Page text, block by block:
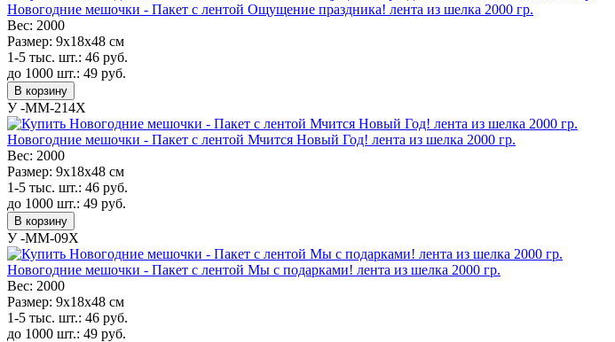
Новогодние мешочки - Пакет с лентой Ощущение праздника! лента из шелка 2000 гр.
Вес: 2000
Размер: 9х18х48 см
1-5 тыс. шт.: 46 руб.
до 1000 шт.: 49 руб.
В корзину
У -MM-214X
Новогодние мешочки - Пакет с лентой Мчится Новый Год! лента из шелка 2000 гр.
Вес: 2000
Размер: 9х18х48 см
1-5 тыс. шт.: 46 руб.
до 1000 шт.: 49 руб.
В корзину
У -MM-09X
Новогодние мешочки - Пакет с лентой Мы с подарками! лента из шелка 2000 гр.
Вес: 2000
Размер: 9х18х48 см
1-5 тыс. шт.: 46 руб.
до 1000 шт.: 49 руб.